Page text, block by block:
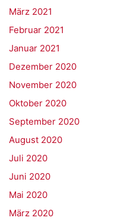
März 2021
Februar 2021
Januar 2021
Dezember 2020
November 2020
Oktober 2020
September 2020
August 2020
Juli 2020
Juni 2020
Mai 2020
März 2020